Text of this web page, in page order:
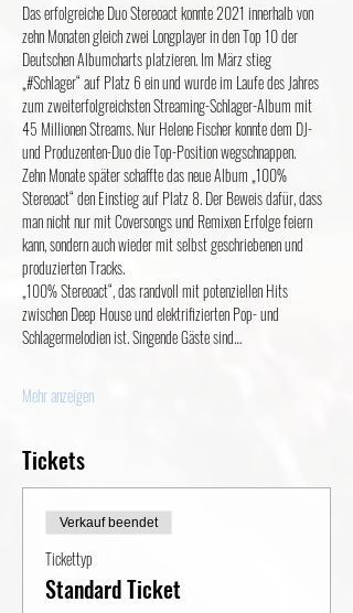
Das erfolgreiche Duo Stereoact konnte 2021 innerhalb von
zehn Monaten gleich zwei Longplayer in den Top 10 der
Deutschen Albumcharts platzieren. Im März stieg
„#Schlager“ auf Platz 6 ein und wurde im Laufe des Jahres
zum zweiterfolgreichsten Streaming-Schlager-Album mit
45 Millionen Streams. Nur Helene Fischer konnte dem DJ-
und Produzenten-Duo die Top-Position wegschnappen.
Zehn Monate später schaffte das neue Album „100%
Stereoact“ den Einstieg auf Platz 8. Der Beweis dafür, dass
man nicht nur mit Coversongs und Remixen Erfolge feiern
kann, sondern auch wieder mit selbst geschriebenen und
produzierten Tracks.
„100% Stereoact“, das randvoll mit potenziellen Hits
zwischen Deep House und elektrifizierten Pop- und
Schlagermelodien ist. Singende Gäste sind…
Mehr anzeigen
Tickets
Verkauf beendet
Tickettyp
Standard Ticket